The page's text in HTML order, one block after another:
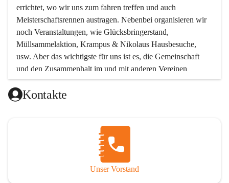
errichtet, wo wir uns zum fahren treffen und auch
Meisterschaftsrennen austragen. Nebenbei organisieren wir
noch Veranstaltungen, wie Glücksbringerstand,
Müllsammelaktion, Krampus & Nikolaus Hausbesuche,
usw. Aber das wichtigste für uns ist es, die Gemeinschaft
und den Zusammenhalt im und mit anderen Vereinen
aufrecht zu erhalten!!! Möchtest Du uns kennen lernen, oder
unserem Verein beitreten wollen, so melde Dich bei uns !
Unterstützendes Mitglied Eur 12.-
Beinhaltet: Einladung zur Jahreshauptversammlung
Aktives Mitglied Jugend Eur 30.-
Kontakte
Unser Vorstand